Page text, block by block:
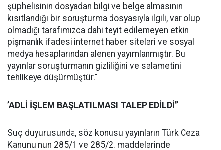
şüphelisinin dosyadan bilgi ve belge almasının
kısıtlandığı bir soruşturma dosyasıyla ilgili, var olup
olmadığı tarafımızca dahi teyit edilemeyen etkin
pişmanlık ifadesi internet haber siteleri ve sosyal
medya hesaplarından alenen yayımlanmıştır. Bu
yayınlar soruşturmanın gizliliğini ve selametini
tehlikeye düşürmüştür."
’ADLİ İŞLEM BAŞLATILMASI TALEP EDİLDİ’’
Suç duyurusunda, söz konusu yayınların Türk Ceza
Kanunu'nun 285/1 ve 285/2. maddelerinde